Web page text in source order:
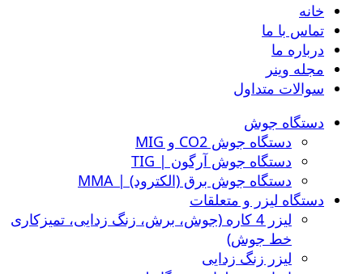
خانه
تماس با ما
درباره ما
مجله وینر
سوالات متداول
دستگاه جوش
دستگاه جوش CO2 و MIG
دستگاه جوش آرگون | TIG
دستگاه جوش برق (الکترود) | MMA
دستگاه لیزر و متعلقات
لیزر 4 کاره (جوش، برش، زنگ زدایی، تمیزکاری
خط جوش)
لیزر زنگ زدایی